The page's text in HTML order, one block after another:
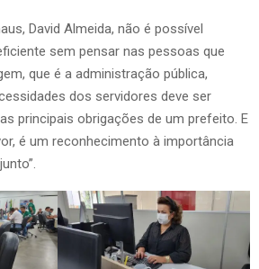
David Almeida, não é possível
sem pensar nas pessoas que
que é a administração pública,
dos servidores deve ser
principais obrigações de um prefeito. E
é um reconhecimento à importância